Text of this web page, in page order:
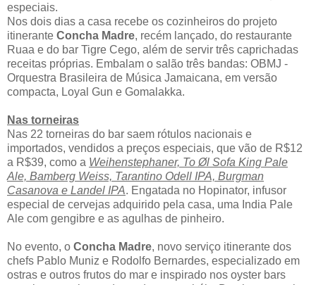
especiais.
Nos dois dias a casa recebe os cozinheiros do projeto
itinerante Concha Madre, recém lançado, do restaurante
Ruaa e do bar Tigre Cego, além de servir três caprichadas
receitas próprias. Embalam o salão três bandas: OBMJ -
Orquestra Brasileira de Música Jamaicana, em versão
compacta, Loyal Gun e Gomalakka.
Nas torneiras
Nas 22 torneiras do bar saem rótulos nacionais e
importados, vendidos a preços especiais, que vão de R$12
a R$39, como a Weihenstephaner, To Øl Sofa King Pale
Ale, Bamberg Weiss, Tarantino Odell IPA, Burgman
Casanova e Landel IPA. Engatada no Hopinator, infusor
especial de cervejas adquirido pela casa, uma India Pale
Ale com gengibre e as agulhas de pinheiro.
No evento, o Concha Madre, novo serviço itinerante dos
chefs Pablo Muniz e Rodolfo Bernardes, especializado em
ostras e outros frutos do mar e inspirado nos oyster bars